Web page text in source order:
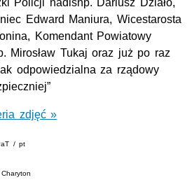
Policji nadisnp. Dariusz Działo,
Edward Maniura, Wicestarosta
Komendant Powiatowy
Mirosław Tukaj oraz już po raz
odpowiedzialna za rządowy
zdjęć »
/ pt